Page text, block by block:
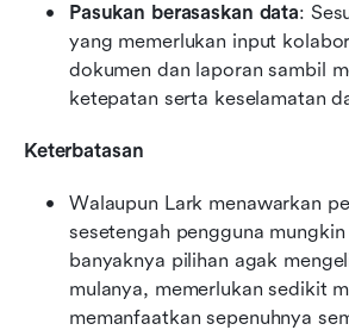
Pasukan berasaskan data:
yang memerlukan input
dokumen dan laporan sambil
ketepatan serta keselamatan
Keterbatasan
Walaupun Lark menawarkan
sesetengah pengguna
banyaknya pilihan agak
mulanya, memerlukan sedikit
memanfaatkan sepenuhnya